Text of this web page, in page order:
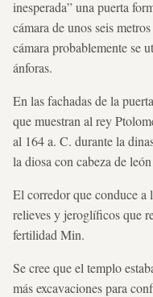
inesperada” una puerta
cámara de unos seis
cámara probablemente se
ánforas.
En las fachadas de la
que muestran al rey
al 164 a. C. durante la
la diosa con cabeza de
El corredor que conduce a
relieves y jeroglíficos que
fertilidad Min.
Se cree que el templo
más excavaciones para